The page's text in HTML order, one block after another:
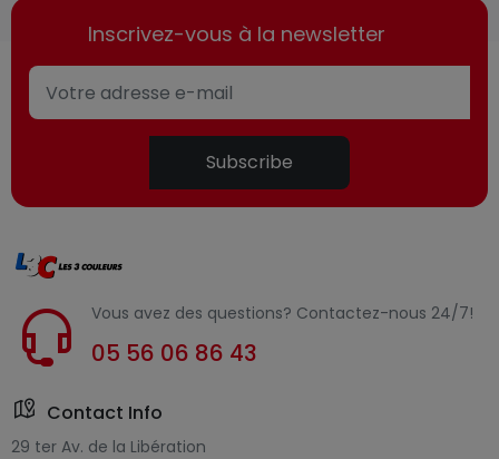
Inscrivez-vous à la newsletter
Subscribe
Vous avez des questions? Contactez-nous 24/7!
05 56 06 86 43
Contact Info
29 ter Av. de la Libération